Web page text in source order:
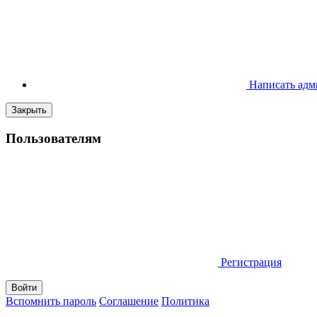
Написать
Закрыть
Пользователям
Регистрация
Вспомнить пароль Соглашение Политика